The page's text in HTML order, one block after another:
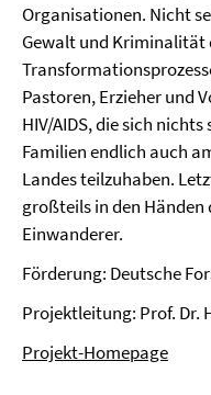
Organisationen. Nicht
Gewalt und Kriminalität
Pastoren, Erzieher und
HIV/AIDS, die sich
Familien endlich auch
Landes teilzuhaben.
großteils in den
Einwanderer.
Förderung: Deutsche
Projektleitung: Prof. Dr.
Projekt-Homepage